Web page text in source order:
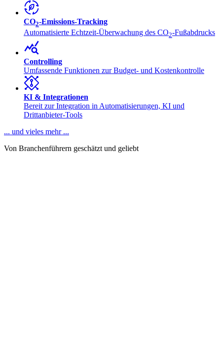
CO2-Emissions-Tracking
Automatisierte Echtzeit-Überwachung des CO2-Fußabdrucks
Controlling
Umfassende Funktionen zur Budget- und Kostenkontrolle
KI & Integrationen
Bereit zur Integration in Automatisierungen, KI und
Drittanbieter-Tools
... und vieles mehr ...
Von Branchenführern geschätzt und geliebt